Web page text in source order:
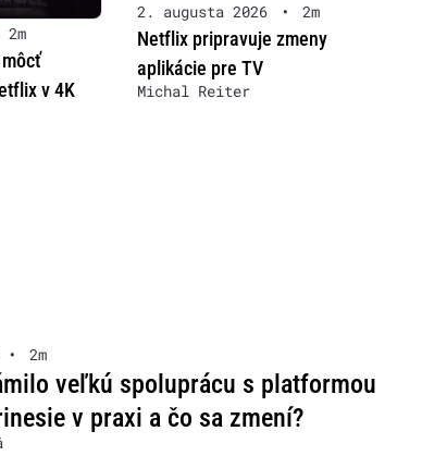
2m
v 4K
2. augusta 2026 • 2m
Netflix pripravuje zmeny
aplikácie pre TV
Michal Reiter
• 2m
veľkú spoluprácu s platformou
v praxi a čo sa zmení?